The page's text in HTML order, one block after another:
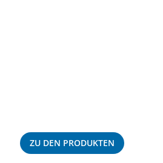
ZU DEN PRODUKTEN